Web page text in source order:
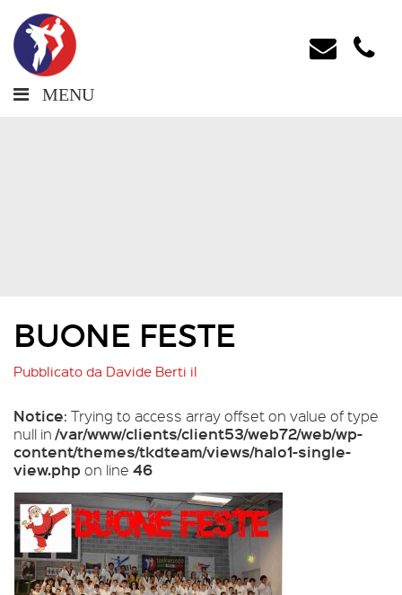
MENU
BUONE FESTE
Pubblicato da Davide Berti il
Notice: Trying to access array offset on value of type
null in/var/www/clients/client53/web72/web/wp-
content/themes/tkdteam/views/halo1-single-
view.php on line 46